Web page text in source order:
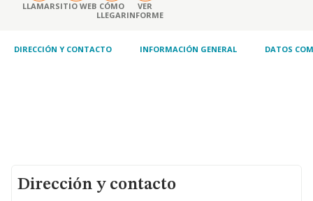
LLAMARSITIO WEB CÓMO
LLEGAR
VER
INFORME
DIRECCIÓN Y CONTACTO INFORMACIÓN GENERAL DATOS
Dirección y contacto